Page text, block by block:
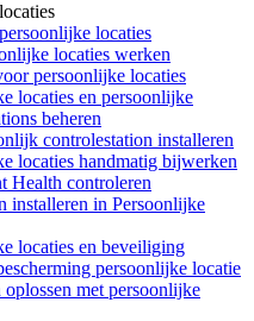
locaties
locaties werken
persoonlijke locaties
locaties en persoonlijke
beheren
controlestation installeren
locaties handmatig bijwerken
Health controleren
installeren in Persoonlijke
locaties en beveiliging
persoonlijke locatie
oplossen met persoonlijke